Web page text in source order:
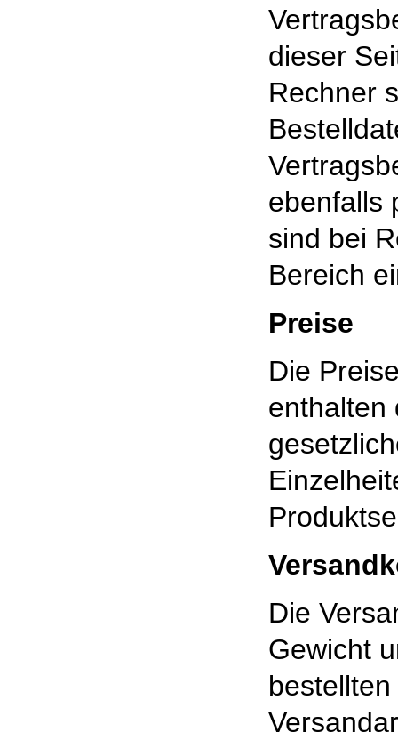
dieser
Rechner
ebenfalls
sind bei
Bereich
Preise
Die
enthalten
Die
Gewicht